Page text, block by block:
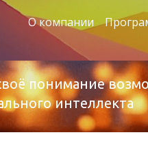
О компании
понимание
интеллекта